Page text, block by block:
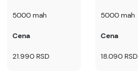
5000 mah
Cena
21.990 RSD
5000 mah
Cena
18.090 RSD